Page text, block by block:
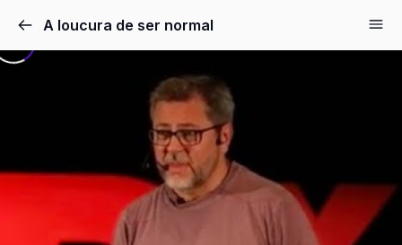
para
o
A loucura de ser normal